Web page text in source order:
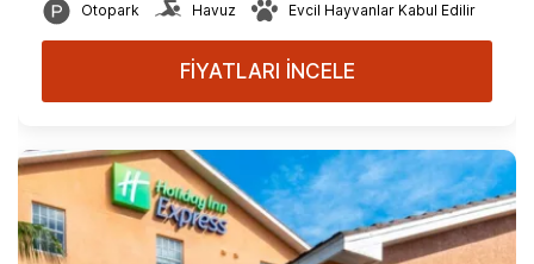
Otopark Havuz Evcil Hayvanlar Kabul Edilir
FİYATLARI İNCELE